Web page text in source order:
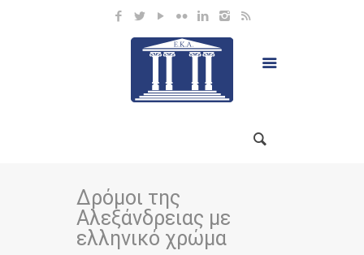
Δρόμοι της
Αλεξάνδρειας με
ελληνικό χρώμα